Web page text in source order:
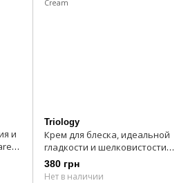
и
Triology
Крем для блеска, идеальной
гладкости и шелковистости
волос Triology Hair Architect
Hair Cream
380 грн
Нет в наличии